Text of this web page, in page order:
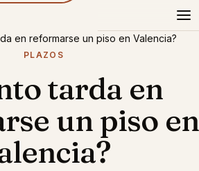
en reformarse un piso en Valencia?
PLAZOS
tarda en
un piso en